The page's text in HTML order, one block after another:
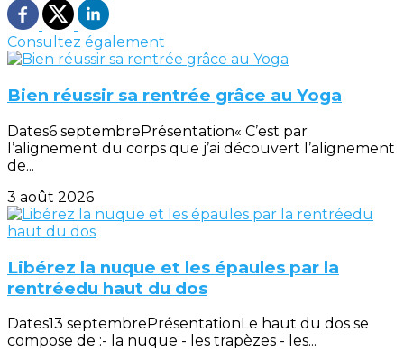
Consultez également
Bien réussir sa rentrée grâce au Yoga
Dates6 septembrePrésentation« C’est par
l’alignement du corps que j’ai découvert l’alignement
de...
3 août 2026
Libérez la nuque et les épaules par la
rentréedu haut du dos
Dates13 septembrePrésentationLe haut du dos se
compose de :- la nuque - les trapèzes - les...